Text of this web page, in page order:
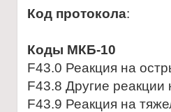
Код протокола:
Коды МКБ-10
F43.0 Реакция на
F43.8 Другие реакции
F43.9 Реакция на